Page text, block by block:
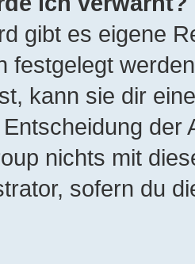
gibt es eigene
festgelegt
kann sie dir
der
nichts mit
sofern du